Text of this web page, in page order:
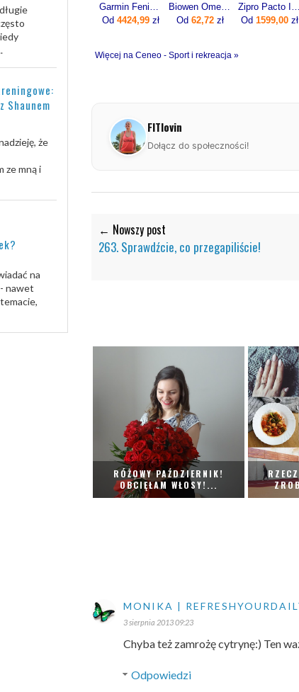
Od 4424,99 zł
Biowen Omega 3 Forte 90kaps.
Od 62,72 zł
Od 1599,00 zł
Więcej na Ceneo - Sport i rekreacja »
FITlovin
Dołącz do społeczności!
← Nowszy post
263. Sprawdźcie, co przegapiliście!
RÓŻOWY PAŹDZIERNIK!
OBCIĘŁAM WŁOSY!...
MONIKA |
3 sierpnia 2013 09:23
Chyba też zamrożę cytrynę:) Ten
Odpowiedzi
Shaunem
że
ze mną i
na
nawet